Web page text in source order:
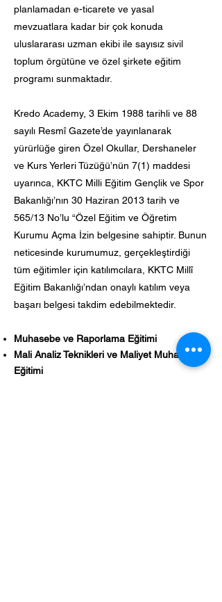
planlamadan e-ticarete ve yasal
mevzuatlara kadar bir çok konuda
uluslararası uzman ekibi ile sayısız sivil
toplum örgütüne ve özel şirkete eğitim
programı sunmaktadır.
Kredo Academy, 3 Ekim 1988 tarihli ve 88
sayılı Resmî Gazete’de yayınlanarak
yürürlüğe giren Özel Okullar, Dershaneler
ve Kurs Yerleri Tüzüğü’nün 7(1) maddesi
uyarınca, KKTC Milli Eğitim Gençlik ve Spor
Bakanlığı’nın 30 Haziran 2013 tarih ve
565/13 No’lu “Özel Eğitim ve Öğretim
Kurumu Açma İzin belgesine sahiptir. Bunun
neticesinde kurumumuz, gerçekleştirdiği
tüm eğitimler için katılımcılara, KKTC Millî
Eğitim Bakanlığı’ndan onaylı katılım veya
başarı belgesi takdim edebilmektedir.
Muhasebe ve Raporlama Eğitimi
Mali Analiz Teknikleri ve Maliyet Muhasebesi
Eğitimi